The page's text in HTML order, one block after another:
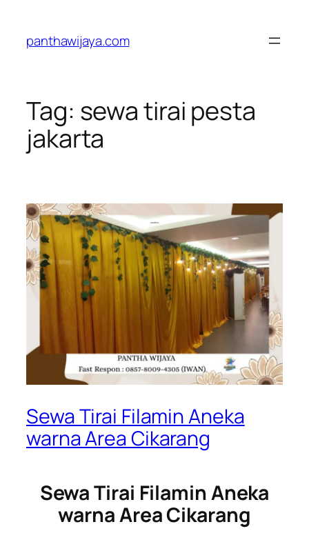
konten
panthawijaya.com
Tag: sewa tirai pesta
jakarta
Sewa Tirai Filamin Aneka
warna Area Cikarang
Sewa Tirai Filamin Aneka
warna Area Cikarang